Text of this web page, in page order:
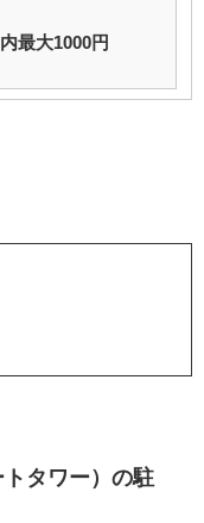
最大1000円
タワー）の駐